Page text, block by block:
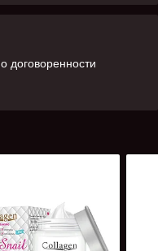
договоренности